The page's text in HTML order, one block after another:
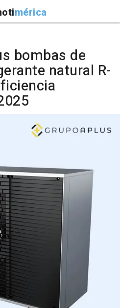
mérica
bombas de
natural R-